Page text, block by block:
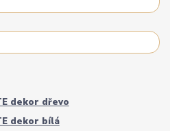
dekor dřevo
dekor bílá